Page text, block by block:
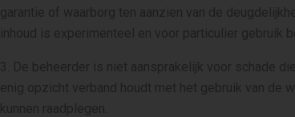
garantie of waarborg ten aanzien van de
inhoud is experimenteel en voor particulier gebruik
3. De beheerder is niet aansprakelijk voor schade
enig opzicht verband houdt met het gebruik van de
kunnen raadplegen.